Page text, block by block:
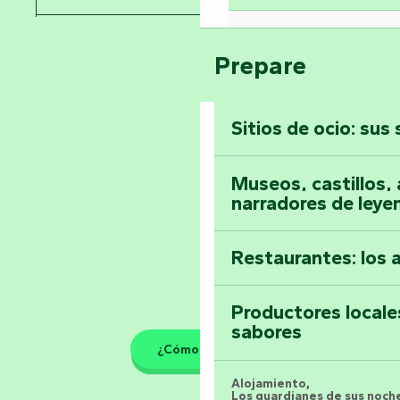
Suba a lo alto de
Toda la agenda
Prepare
Sitios de ocio: sus
Museos, castillos,
narradores de
Restaurantes: los
Productores
sabores
Alojamiento,
Los guardianes de sus
¿Cómo llegar?